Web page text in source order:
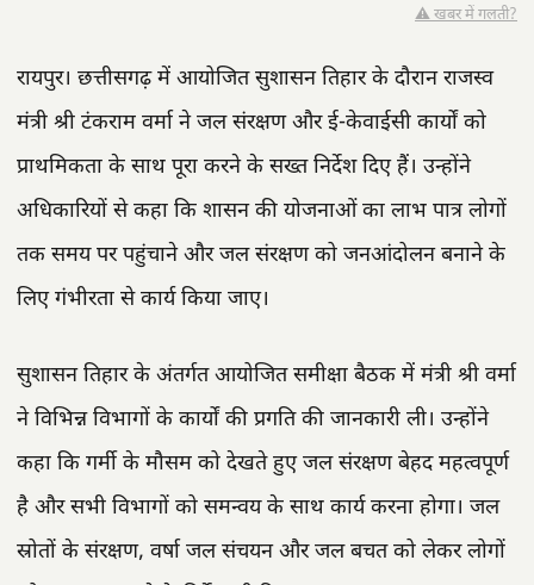
⚠️ खबर में गलती?
रायपुर। छत्तीसगढ़ में आयोजित सुशासन तिहार के दौरान राजस्व
मंत्री श्री टंकराम वर्मा ने जल संरक्षण और ई-केवाईसी कार्यों को
प्राथमिकता के साथ पूरा करने के सख्त निर्देश दिए हैं। उन्होंने
अधिकारियों से कहा कि शासन की योजनाओं का लाभ पात्र लोगों
तक समय पर पहुंचाने और जल संरक्षण को जनआंदोलन बनाने के
लिए गंभीरता से कार्य किया जाए।
सुशासन तिहार के अंतर्गत आयोजित समीक्षा बैठक में मंत्री श्री वर्मा
ने विभिन्न विभागों के कार्यों की प्रगति की जानकारी ली। उन्होंने
कहा कि गर्मी के मौसम को देखते हुए जल संरक्षण बेहद महत्वपूर्ण
है और सभी विभागों को समन्वय के साथ कार्य करना होगा। जल
स्रोतों के संरक्षण, वर्षा जल संचयन और जल बचत को लेकर लोगों